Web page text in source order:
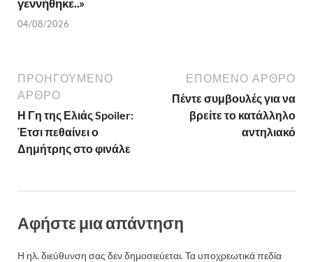
γεννήθηκε..»
04/08/2026
ΠΡΟΗΓΟΎΜΕΝΟ
ΆΡΘΡΟ
Η Γη της Ελιάς Spoiler:
Έτσι πεθαίνει ο
Δημήτρης στο φινάλε
ΕΠΌΜΕΝΟ ΆΡΘΡΟ
Πέντε συμβουλές για να
βρείτε το κατάλληλο
αντηλιακό
Αφήστε μια απάντηση
Η ηλ. διεύθυνση σας δεν δημοσιεύεται.Τα υποχρεωτικά πεδία